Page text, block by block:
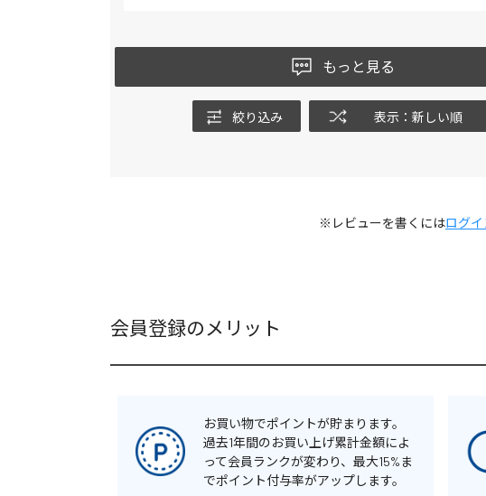
もっと見る
絞り込み 表示：新しい順
※レビューを書くにはログイ
会員登録のメリット
お買い物でポイントが貯まります。
過去1年間のお買い上げ累計金額によ
って会員ランクが変わり、最大15%ま
でポイント付与率がアップします。